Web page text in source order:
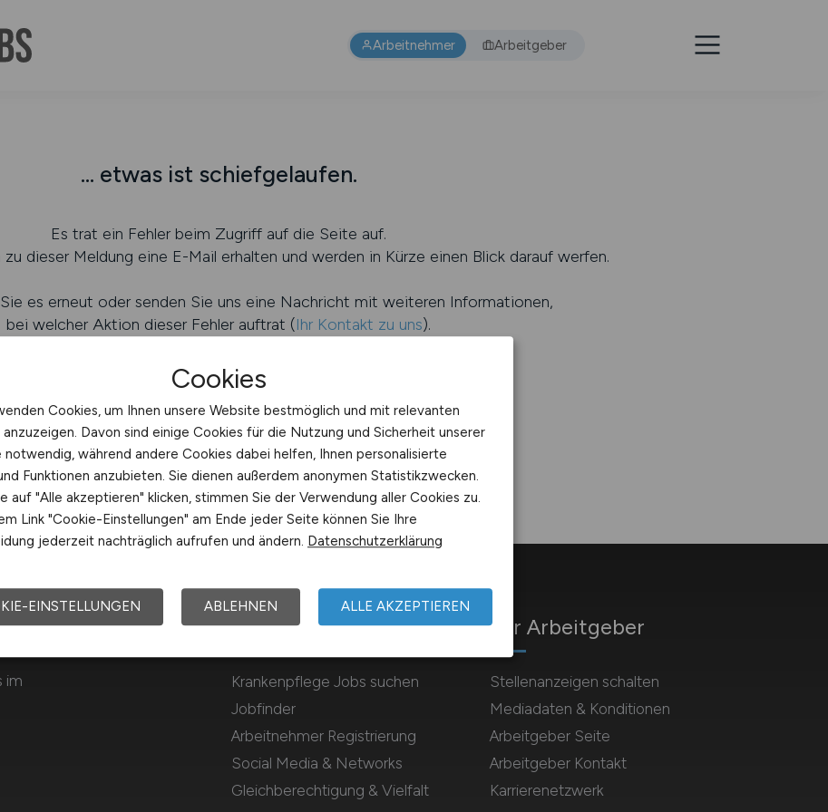
Arbeitnehmer Arbeitgeber
... etwas ist schiefgelaufen.
Es trat ein Fehler beim Zugriff auf die Seite auf.
dieser Meldung eine E-Mail erhalten und werden in Kürze einen Blick darauf werfen.
es erneut oder senden Sie uns eine Nachricht mit weiteren Informationen,
bei welcher Aktion dieser Fehler auftrat (Ihr Kontakt zu uns).
im
Für Arbeitnehmer
Krankenpflege Jobs suchen
Jobfinder
Arbeitnehmer Registrierung
Social Media & Networks
Gleichberechtigung & Vielfalt
Für Arbeitgeber
Stellenanzeigen schalten
Mediadaten & Konditionen
Arbeitgeber Seite
Arbeitgeber Kontakt
Karrierenetzwerk
Cookies
Cookies, um Ihnen unsere Website bestmöglich und mit relevanten
anzuzeigen. Davon sind einige Cookies für die Nutzung und Sicherheit unserer
notwendig, während andere Cookies dabei helfen, Ihnen personalisierte
Funktionen anzubieten. Sie dienen außerdem anonymen Statistikzwecken.
auf "Alle akzeptieren" klicken, stimmen Sie der Verwendung aller Cookies zu.
Link "Cookie-Einstellungen" am Ende jeder Seite können Sie Ihre
jederzeit nachträglich aufrufen und ändern. Datenschutzerklärung
EINSTELLUNGEN ABLEHNEN ALLE AKZEPTIEREN